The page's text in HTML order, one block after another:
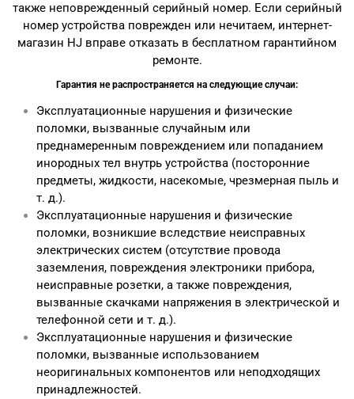
также неповрежденный серийный номер. Если серийный
номер устройства поврежден или нечитаем, интернет-
магазин HJ вправе отказать в бесплатном гарантийном
ремонте.
Гарантия не распространяется на следующие случаи:
Эксплуатационные нарушения и физические
поломки, вызванные случайным или
преднамеренным повреждением или попаданием
инородных тел внутрь устройства (посторонние
предметы, жидкости, насекомые, чрезмерная пыль и
т. д.).
Эксплуатационные нарушения и физические
поломки, возникшие вследствие неисправных
электрических систем (отсутствие провода
заземления, повреждения электроники прибора,
неисправные розетки, а также повреждения,
вызванные скачками напряжения в электрической и
телефонной сети и т. д.).
Эксплуатационные нарушения и физические
поломки, вызванные использованием
неоригинальных компонентов или неподходящих
принадлежностей.